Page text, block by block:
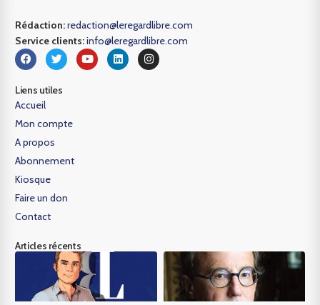
Rédaction:redaction@leregardlibre.com
Service clients:info@leregardlibre.com
Liens utiles
Accueil
Mon compte
A propos
Abonnement
Kiosque
Faire un don
Contact
Articles récents